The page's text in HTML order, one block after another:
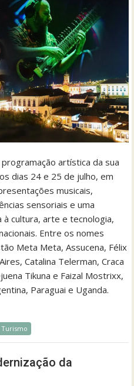
programação artística da sua
dias 24 e 25 de julho, em
musicais,
sensoriais e uma
cultura, arte e tecnologia,
Entre os nomes
Meta Meta, Assucena, Félix
Catalina Telerman, Craca
Tikuna e Faizal Mostrixx,
Paraguai e Uganda.
Turismo
da